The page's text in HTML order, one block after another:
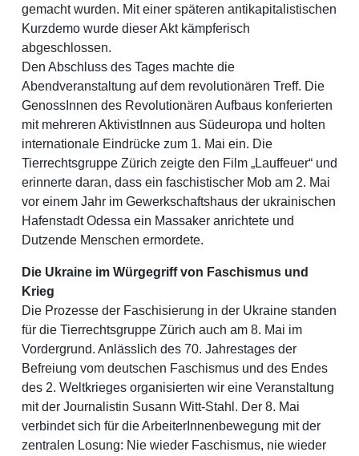
gemacht wurden. Mit einer späteren antikapitalistischen
Kurzdemo wurde dieser Akt kämpferisch
abgeschlossen.
Den Abschluss des Tages machte die
Abendveranstaltung auf dem revolutionären Treff. Die
GenossInnen des Revolutionären Aufbaus konferierten
mit mehreren AktivistInnen aus Südeuropa und holten
internationale Eindrücke zum 1. Mai ein. Die
Tierrechtsgruppe Zürich zeigte den Film „Lauffeuer“ und
erinnerte daran, dass ein faschistischer Mob am 2. Mai
vor einem Jahr im Gewerkschaftshaus der ukrainischen
Hafenstadt Odessa ein Massaker anrichtete und
Dutzende Menschen ermordete.
Die Ukraine im Würgegriff von Faschismus und
Krieg
Die Prozesse der Faschisierung in der Ukraine standen
für die Tierrechtsgruppe Zürich auch am 8. Mai im
Vordergrund. Anlässlich des 70. Jahrestages der
Befreiung vom deutschen Faschismus und des Endes
des 2. Weltkrieges organisierten wir eine Veranstaltung
mit der Journalistin Susann Witt-Stahl. Der 8. Mai
verbindet sich für die ArbeiterInnenbewegung mit der
zentralen Losung: Nie wieder Faschismus, nie wieder